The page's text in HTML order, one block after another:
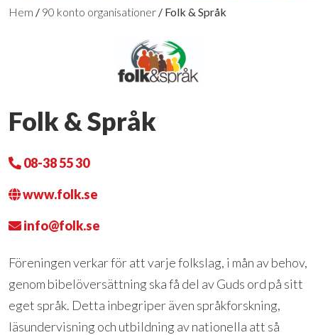
Hem / 90 konto organisationer / Folk & Språk
Folk & Språk
08-38 55 30
www.folk.se
info@folk.se
Föreningen verkar för att varje folkslag, i mån av behov,
genom bibelöversättning ska få del av Guds ord på sitt
eget språk. Detta inbegriper även språkforskning,
läsundervisning och utbildning av nationella att så